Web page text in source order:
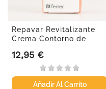
Repavar Revitalizante
Crema Contorno de
Precio
12,95 €
Añadir Al Carrito